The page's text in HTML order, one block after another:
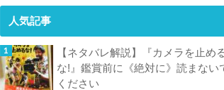
人気記事
【ネタバレ解説】『カメラを止め
な!』鑑賞前に《絶対に》読まない
ください